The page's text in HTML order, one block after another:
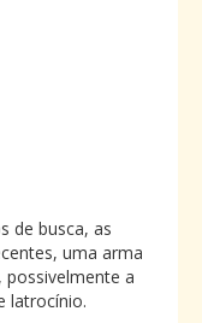
de busca, as
uma arma
a
latrocínio.